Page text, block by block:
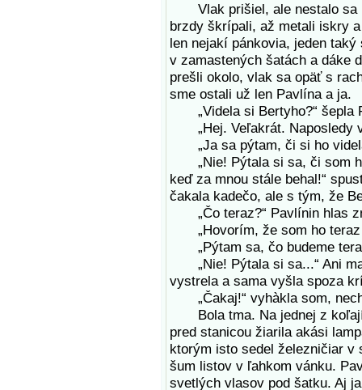
Vlak prišiel, ale nestalo sa
brzdy škrípali, až metali iskry
len nejakí pánkovia, jeden
v zamastených šatách a dáke
prešli okolo, vlak sa opäť s
sme ostali už len Pavlína a ja.
„Videla si Bertyho?“ šepla
„Hej. Veľakrát. Naposledy
„Ja sa pýtam, či si ho
„Nie! Pýtala si sa, či som
keď za mnou stále behal!“
čakala kadečo, ale s tým, že
„Čo teraz?“ Pavlínin hlas
„Hovorím, že som ho teraz
„Pýtam sa, čo budeme
„Nie! Pýtala si sa...“ Ani ma
vystrela a sama vyšla spoza
„Čakaj!“ vyhàkla som, nech
Bola tma. Na jednej z koľají
pred stanicou žiarila akási
ktorým isto sedel železničiar v
šum listov v ľahkom vánku.
svetlých vlasov pod šatku. Aj